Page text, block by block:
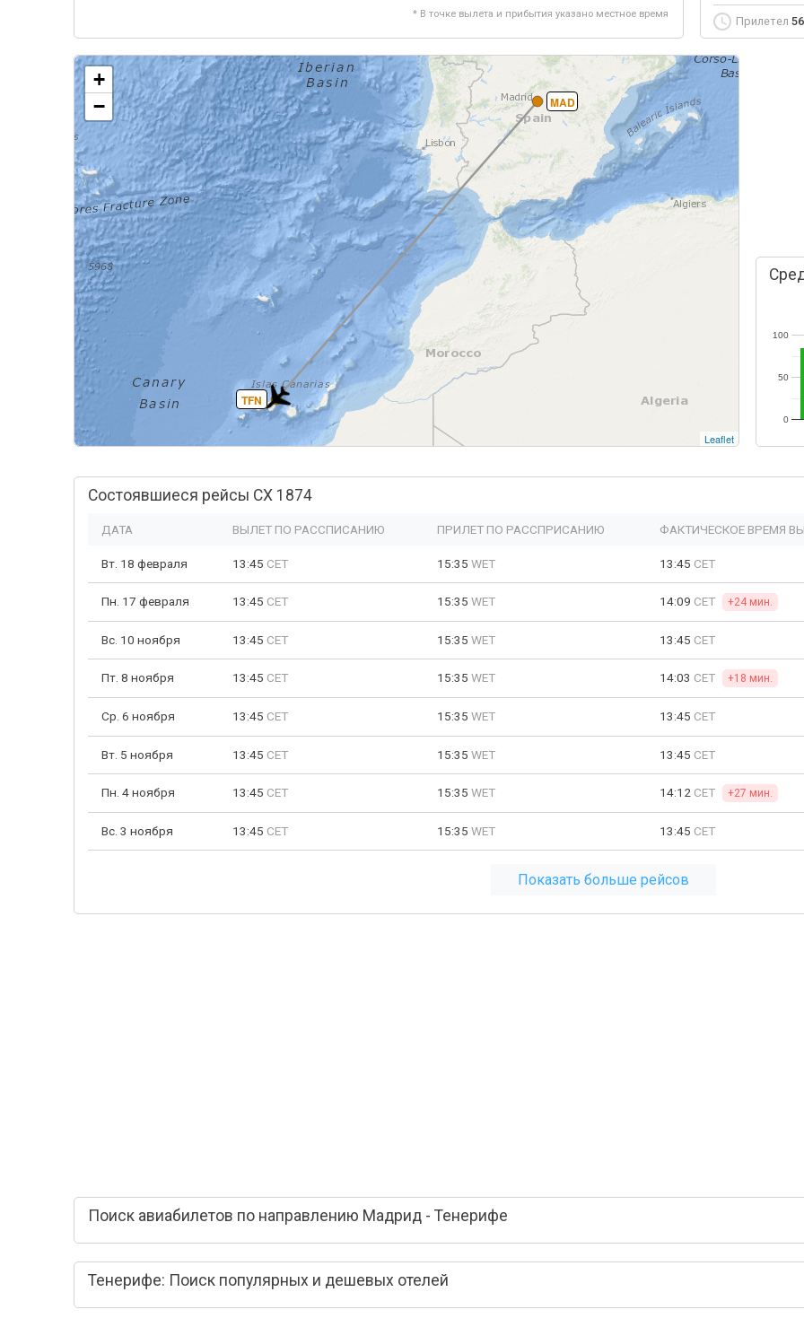
* В точке вылета и прибытия указано местное время
Прилетел
MAD
TFN
+
−
Leaflet
0
50
100
Состоявшиеся рейсы CX 1874
ДАТА ВЫЛЕТ ПО РАССПИСАНИЮ ПРИЛЕТ ПО РАССПРИСАНИЮ ФАКТИЧЕСКОЕ ВРЕМЯ
Вт. 18 февраля 13:45 CET 15:35 WET 13:45 CET
Пн. 17 февраля 13:45 CET 15:35 WET 14:09 CET +24 мин.
Вс. 10 ноября 13:45 CET 15:35 WET 13:45 CET
Пт. 8 ноября 13:45 CET 15:35 WET 14:03 CET +18 мин.
Ср. 6 ноября 13:45 CET 15:35 WET 13:45 CET
Вт. 5 ноября 13:45 CET 15:35 WET 13:45 CET
Пн. 4 ноября 13:45 CET 15:35 WET 14:12 CET +27 мин.
Вс. 3 ноября 13:45 CET 15:35 WET 13:45 CET
Показать больше рейсов
Поиск авиабилетов по направлению Мадрид - Тенерифе
Тенерифе: Поиск популярных и дешевых отелей